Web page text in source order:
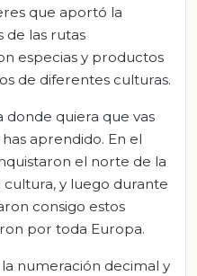
que aportó la
de las rutas
especias y productos
de diferentes culturas.
donde quiera que vas
aprendido. En el
el norte de la
y luego durante
consigo estos
por toda Europa.
numeración decimal y